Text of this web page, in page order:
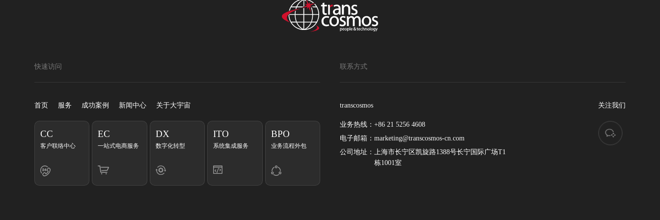
快速访问
首页 服务 成功案例 新闻中心 关于大宇宙
CC
客户联络中心
EC
一站式电商服务
DX
数字化转型
ITO
系统集成服务
BPO
业务流程外包
联系方式
transcosmos
业务热线： +86 21 5256 4608
电子邮箱： marketing@transcosmos-cn.com
公司地址： 上海市长宁区凯旋路1388号长宁国际广场T1
栋1001室
关注我们